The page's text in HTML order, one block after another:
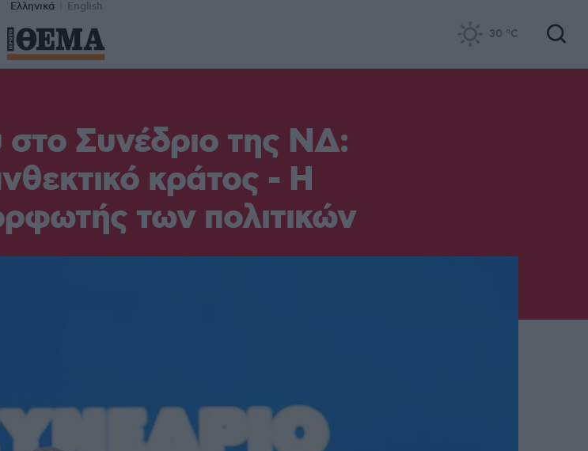
Ελληνικά English
30 °C
στο Συνέδριο της ΝΔ:
κράτος - Η
των πολιτικών